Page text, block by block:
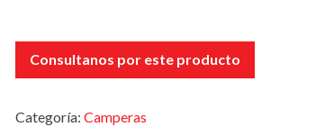
Consultanos por este producto
Categoría:Camperas